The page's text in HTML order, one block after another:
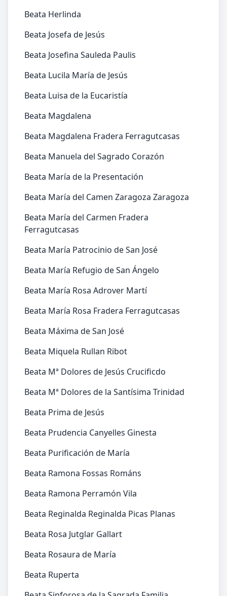
Beata Herlinda
Beata Josefa de Jesús
Beata Josefina Sauleda Paulis
Beata Lucila María de Jesús
Beata Luisa de la Eucaristía
Beata Magdalena
Beata Magdalena Fradera Ferragutcasas
Beata Manuela del Sagrado Corazón
Beata María de la Presentación
Beata María del Camen Zaragoza Zaragoza
Beata María del Carmen Fradera
Ferragutcasas
Beata María Patrocinio de San José
Beata María Refugio de San Ángelo
Beata María Rosa Adrover Martí
Beata María Rosa Fradera Ferragutcasas
Beata Máxima de San José
Beata Miquela Rullan Ribot
Beata Mª Dolores de Jesús Crucificdo
Beata Mª Dolores de la Santísima Trinidad
Beata Prima de Jesús
Beata Prudencia Canyelles Ginesta
Beata Purificación de María
Beata Ramona Fossas Románs
Beata Ramona Perramón Vila
Beata Reginalda Reginalda Picas Planas
Beata Rosa Jutglar Gallart
Beata Rosaura de María
Beata Ruperta